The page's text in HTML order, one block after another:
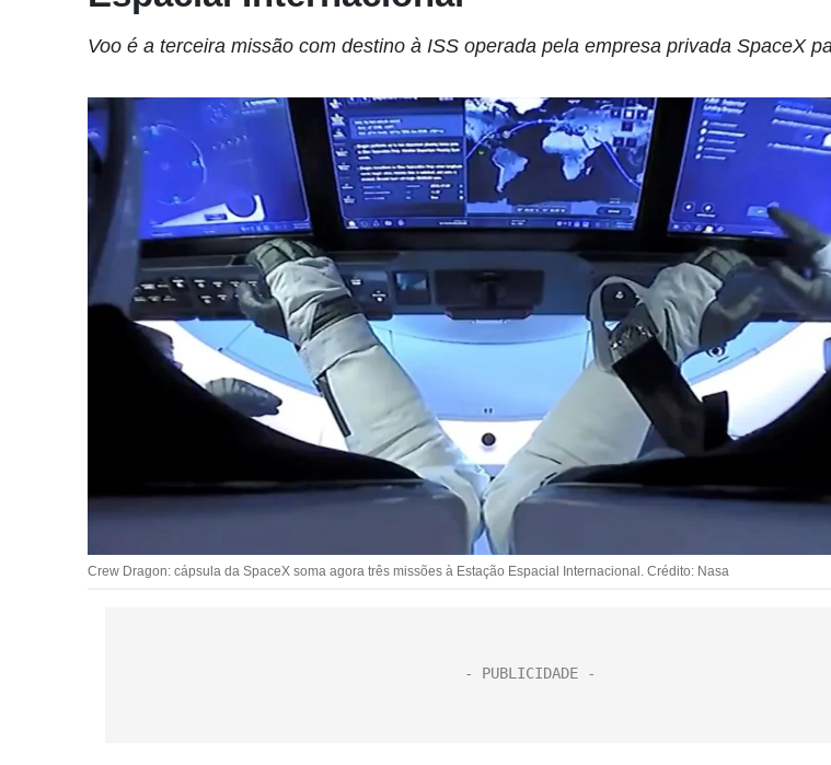
Voo é a terceira missão com destino à ISS operada pela empresa privada SpaceX
Crew Dragon: cápsula da SpaceX soma agora três missões à Estação Espacial Internacional. Crédito: Nasa